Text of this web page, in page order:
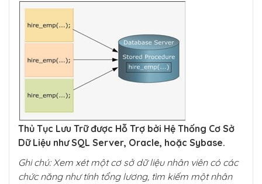
Thủ Tục Lưu Trữ được Hỗ Trợ bởi Hệ Thống Cơ Sở
Dữ Liệu như SQL Server, Oracle, hoặc Sybase.
Ghi chú: Xem xét một cơ sở dữ liệu nhân viên có các
chức năng như tính tổng lương, tìm kiếm một nhân